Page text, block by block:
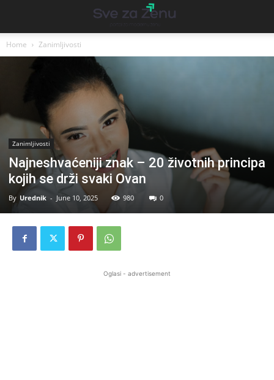
Home Zanimljivosti
Zanimljivosti
Najneshvaćeniji znak – 20 životnih principa
kojih se drži svaki Ovan
By Urednik - June 10, 2025 980 0
Oglasi - advertisement